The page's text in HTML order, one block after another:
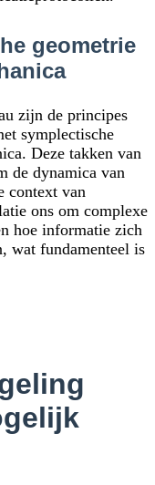
geometrie
zijn de principes
symplectische
Deze takken van
de dynamica van
context van
ons om complexe
hoe informatie zich
wat fundamenteel is